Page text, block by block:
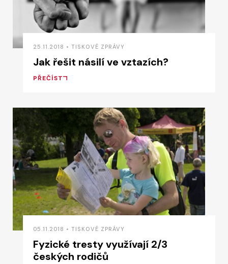
25.11.2018 • TISKOVÉ ZPRÁVY
Jak řešit násilí ve vztazích?
PŘEČÍST
05.11.2018 • TISKOVÉ ZPRÁVY
Fyzické tresty využívají 2/3
českých rodičů